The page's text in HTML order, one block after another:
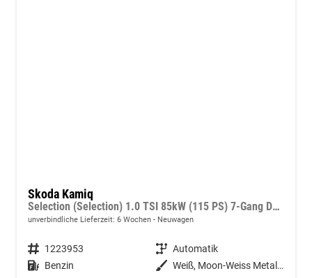
Skoda Kamiq
Selection (Selection) 1.0 TSI 85kW (115 PS) 7-Gang DSG
unverbindliche Lieferzeit: 6 Wochen Neuwagen
Fahrzeugnummer 1223953 Getriebe Automatik
Kraftstoff Benzin Außenfarbe
Weiß, Moon-Weiss Metallic (2Y)